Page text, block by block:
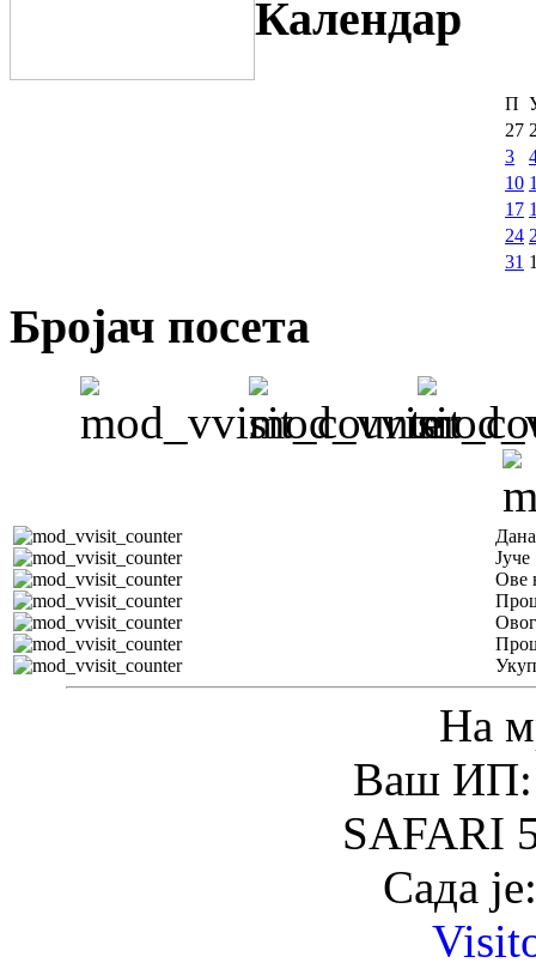
Календар
П
27
3
10
17
24
31
Бројач посета
Јуче
Ове
На
Ваш ИП:
SAFARI
Сада